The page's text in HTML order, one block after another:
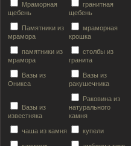
Мраморная
щебень
гранитная
щебень
Памятники из
мрамора
мраморная
крошка
памятники из
мрамора
столбы из
гранита
Вазы из
Оникса
Вазы из
ракушечника
Вазы из
известняка
Раковина из
натурального
камня
чаша из камня купели